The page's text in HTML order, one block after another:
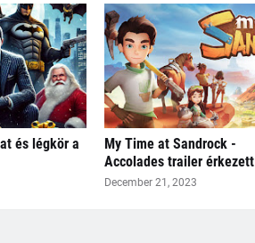
és légkör a
My Time at Sandrock -
Accolades trailer érkezett
December 21, 2023